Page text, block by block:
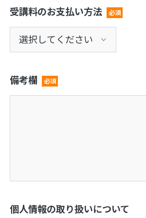
受講料のお支払い方法 必須
備考欄 必須
個人情報の取り扱いについて